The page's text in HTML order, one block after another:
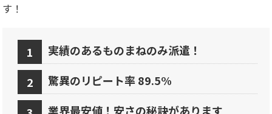
す！
実績のあるものまねのみ派遣！
驚異のリピート率 89.5%
業界最安値！安さの秘訣があります